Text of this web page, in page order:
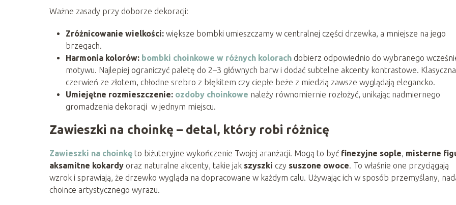
Ważne zasady przy doborze dekoracji:
Zróżnicowanie wielkości: większe bombki umieszczamy w centralnej części drzewka, a mniejsze na jego
brzegach.
Harmonia kolorów: bombki choinkowe w różnych kolorach dobierz odpowiednio do wybranego
motywu. Najlepiej ograniczyć paletę do 2–3 głównych barw i dodać subtelne akcenty kontrastowe. Klasyczna
czerwień ze złotem, chłodne srebro z błękitem czy ciepłe beże z miedzią zawsze wyglądają elegancko.
Umiejętne rozmieszczenie: ozdoby choinkowe należy równomiernie rozłożyć, unikając nadmiernego
gromadzenia dekoracji w jednym miejscu.
Zawieszki na choinkę – detal, który robi różnicę
Zawieszki na choinkę to biżuteryjne wykończenie Twojej aranżacji. Mogą to być finezyjne sople, misterne
aksamitne kokardy oraz naturalne akcenty, takie jak szyszki czy suszone owoce. To właśnie one przyciągają
wzrok i sprawiają, że drzewko wygląda na dopracowane w każdym calu. Używając ich w sposób przemyślany,
choince artystycznego wyrazu.